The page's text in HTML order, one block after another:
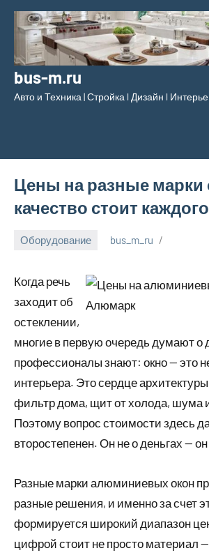
Перейти
содержимому
bus-m.ru
Авто и Техника | Стройка l Дизайн l
Цены на разные марки
качество стоит
Оборудование
2025
bus_m_ru
Когда речь
заходит об
остеклении,
многие в первую очередь думают о
профессионалы знают: окно — это
интерьера. Это сердце
фильтр дома, щит от холода, шума
Поэтому вопрос стоимости здесь
второстепенен. Он не о деньгах —
Разные марки алюминиевых окон
разные решения, и именно за счет
формируется широкий диапазон
цифрой стоит не просто материал